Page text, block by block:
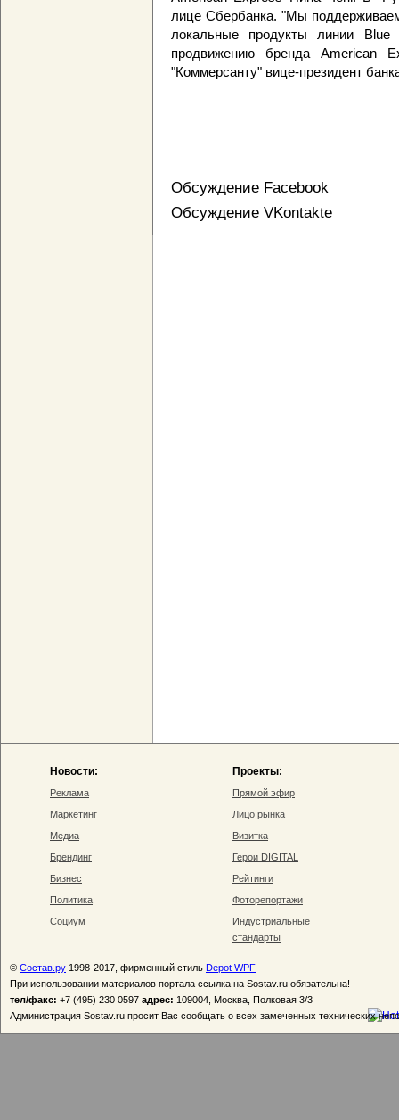
лице Сбербанка. "Мы
локальные продукты линии
продвижению бренда American
"Коммерсанту" вице-президент
Обсуждение Facebook
Обсуждение VKontakte
Новости:
Реклама
Маркетинг
Медиа
Брендинг
Бизнес
Политика
Социум
Проекты:
Прямой эфир
Лицо рынка
Визитка
Герои DIGITAL
Рейтинги
Фоторепортажи
Индустриальные
стандарты
© Состав.ру 1998-2017, фирменный стиль Depot WPF
При использовании материалов портала ссылка на Sostav.ru обязательна!
тел/факс: +7 (495) 230 0597 адрес: 109004, Москва, Полковая 3/3
Администрация Sostav.ru просит Вас сообщать о всех замеченных технических